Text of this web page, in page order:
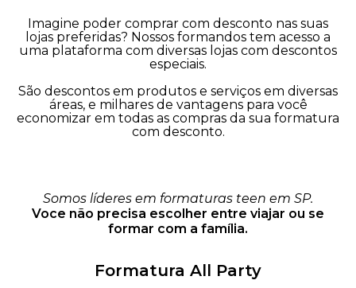
Imagine poder comprar com desconto nas suas
lojas preferidas? Nossos formandos tem acesso a
uma plataforma com diversas lojas com descontos
especiais.
São descontos em produtos e serviços em diversas
áreas, e milhares de vantagens para você
economizar em todas as compras da sua formatura
com desconto.
Somos líderes em formaturas teen em SP.
Voce não precisa escolher entre viajar ou se
formar com a família.
Formatura All Party